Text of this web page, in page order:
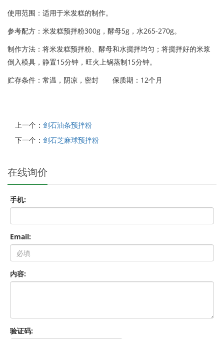
使用范围：适用于米发糕的制作。
参考配方：米发糕预拌粉300g，酵母5g，水265-270g。
制作方法：将米发糕预拌粉、酵母和水搅拌均匀；将搅拌好的米浆
倒入模具，静置15分钟，旺火上锅蒸制15分钟。
贮存条件：常温，阴凉，密封 保质期：12个月
上一个： 剑石油条预拌粉
下一个： 剑石芝麻球预拌粉
在线询价
手机:
Email:
内容:
验证码: